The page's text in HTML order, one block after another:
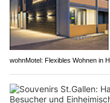
wohnMotel: Flexibles Wohnen in